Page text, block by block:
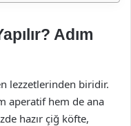
Adım
lezzetlerinden biridir.
aperatif hem de ana
hazır çiğ köfte,